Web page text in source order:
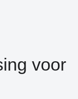
voor